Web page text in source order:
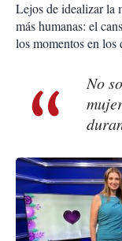
Lejos de idealizar la
más humanas: el
los momentos en los
No